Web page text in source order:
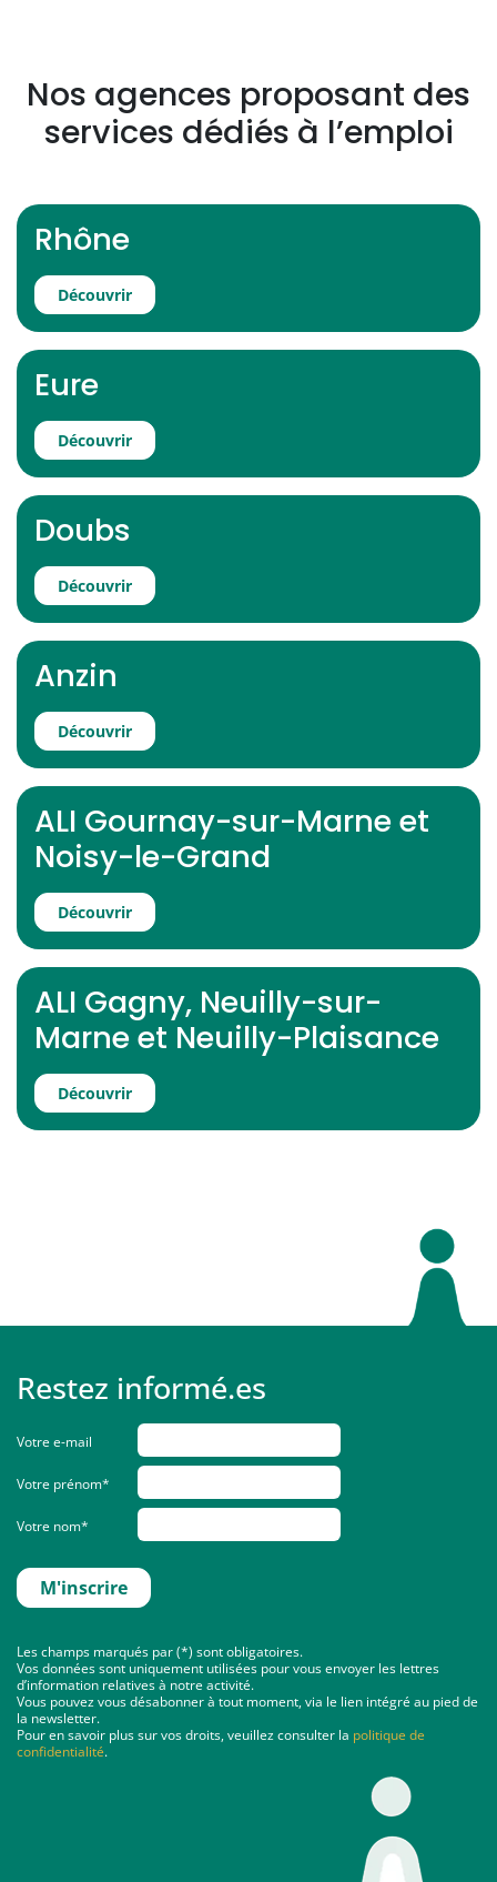
Nos agences proposant des
services dédiés à l’emploi
Rhône
Découvrir
Eure
Découvrir
Doubs
Découvrir
Anzin
Découvrir
ALI Gournay-sur-Marne et
Noisy-le-Grand
Découvrir
ALI Gagny, Neuilly-sur-
Marne et Neuilly-Plaisance
Découvrir
Restez informé.es
Votre e-mail
Votre prénom*
Votre nom*
Les champs marqués par (*) sont obligatoires.
Vos données sont uniquement utilisées pour vous envoyer les lettres
d’information relatives à notre activité.
Vous pouvez vous désabonner à tout moment, via le lien intégré au pied de
la newsletter.
Pour en savoir plus sur vos droits, veuillez consulter la politique de
confidentialité.